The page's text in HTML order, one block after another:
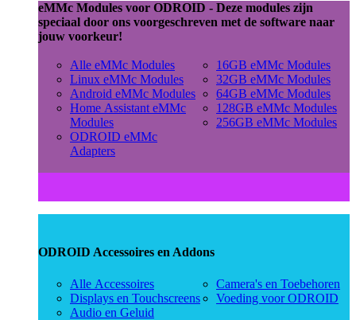
eMMc Modules voor ODROID - Deze modules zijn
speciaal door ons voorgeschreven met de software naar
jouw voorkeur!
Alle eMMc Modules
Linux eMMc Modules
Android eMMc Modules
Home Assistant eMMc
Modules
ODROID eMMc
Adapters
16GB eMMc Modules
32GB eMMc Modules
64GB eMMc Modules
128GB eMMc Modules
256GB eMMc Modules
ODROID Accessoires en Addons
Alle Accessoires
Displays en Touchscreens
Audio en Geluid
Camera's en Toebehoren
Voeding voor ODROID